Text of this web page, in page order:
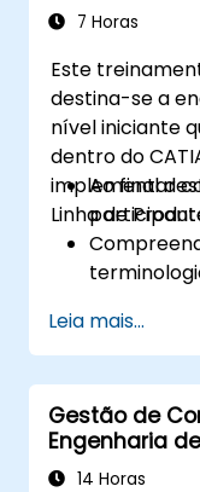
7 Horas
Este
destina-se a
nível iniciante
dentro do
implementar
Linha de
Ao final
de linha de
Utilizar
de
Leia mais...
Gestão de
Engenharia
14 Horas